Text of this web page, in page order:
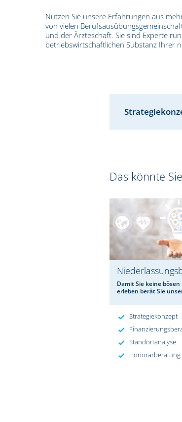
Nutzen Sie unsere Erfahrungen aus
von vielen
und der Ärzteschaft. Sie sind Experte
betriebswirtschaftlichen Substanz Ihrer
Das könnte
Damit Sie keine
erleben berät Sie
Strategiekonzept
Standortanalyse
Honorarberatung